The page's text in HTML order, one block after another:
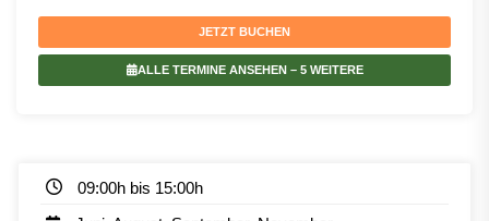
JETZT BUCHEN
ALLE TERMINE ANSEHEN – 5 WEITERE
09:00h bis 15:00h